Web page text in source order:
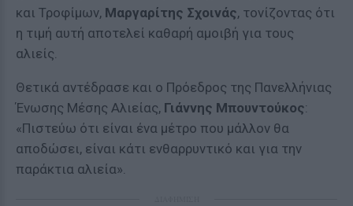
και Τροφίμων, Μαργαρίτης Σχοινάς, τονίζοντας ότι
η τιμή αυτή αποτελεί καθαρή αμοιβή για τους
αλιείς.
Θετικά αντέδρασε και ο Πρόεδρος της Πανελλήνιας
Ένωσης Μέσης Αλιείας, Γιάννης Μπουντούκος:
«Πιστεύω ότι είναι ένα μέτρο που μάλλον θα
αποδώσει, είναι κάτι ενθαρρυντικό και για την
παράκτια αλιεία».